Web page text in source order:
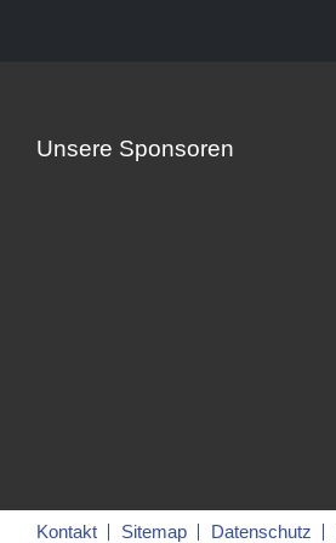
Unsere Sponsoren
Kontakt Sitemap Datenschutz